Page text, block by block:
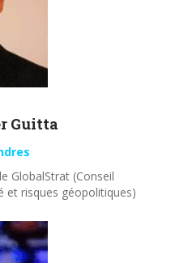
Guitta
GlobalStrat (Conseil
et risques géopolitiques)